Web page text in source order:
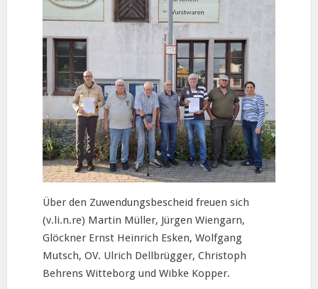
Über den Zuwendungsbescheid freuen sich
(v.li.n.re) Martin Müller, Jürgen Wiengarn,
Glöckner Ernst Heinrich Esken, Wolfgang
Mutsch, OV. Ulrich Dellbrügger, Christoph
Behrens Witteborg und Wibke Kopper.